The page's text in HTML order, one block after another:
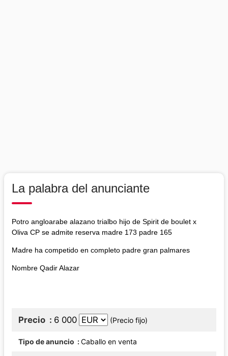
La palabra del anunciante
Potro angloarabe alazano trialbo hijo de Spirit de boulet x
Oliva CP se admite reserva madre 173 padre 165
Madre ha competido en completo padre gran palmares
Nombre Qadir Alazar
Precio 6 000 (Precio fijo)
Tipo de anuncio Caballo en venta